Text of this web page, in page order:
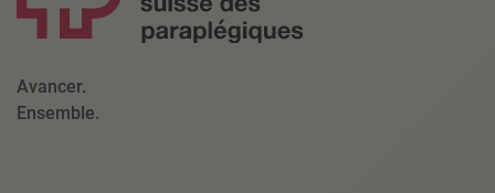
Avancer.
Ensemble.